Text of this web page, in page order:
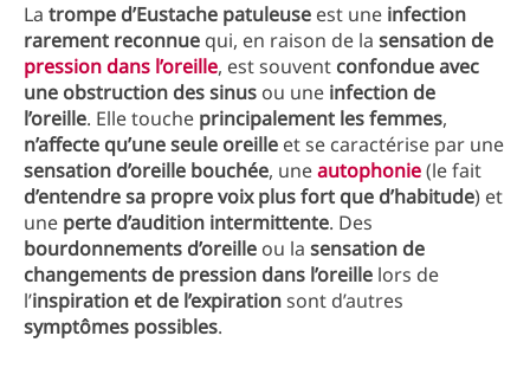
La trompe d’Eustache patuleuse est une infection
rarement reconnue qui, en raison de la sensation de
pression dans l’oreille, est souvent confondue avec
une obstruction des sinus ou une infection de
l’oreille. Elle touche principalement les femmes,
n’affecte qu’une seule oreille et se caractérise par une
sensation d’oreille bouchée, uneautophonie(le fait
d’entendre sa propre voix plus fort que d’habitude) et
une perte d’audition intermittente. Des
bourdonnements d’oreille ou la sensation de
changements de pression dans l’oreille lors de
l’inspiration et de l’expirationsont d’autres
symptômes possibles.